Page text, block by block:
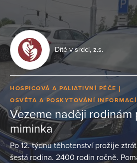
Dítě v srdci, z.s.
HOSPICOVÁ A PALIATIVNÍ PÉČE
OSVĚTA A POSKYTOVÁNÍ INFORMACÍ
Vezeme naději rodinám
miminka
Po 12. týdnu těhotenství prožije
šestá rodina. 2400 rodin ročně.